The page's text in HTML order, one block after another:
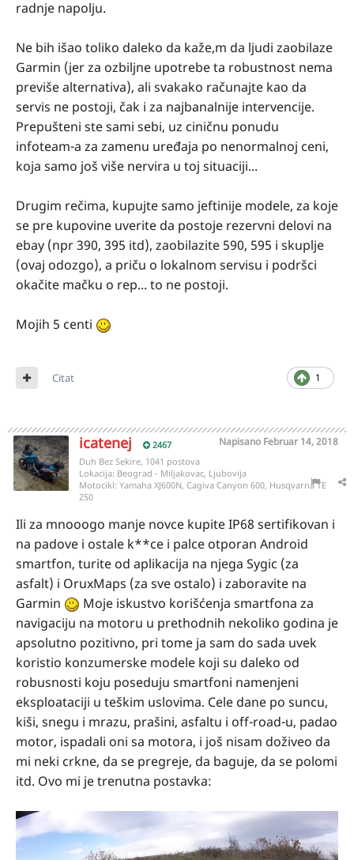
radnje napolju.
Ne bih išao toliko daleko da kaže,m da ljudi zaobilaze
Garmin (jer za ozbiljne upotrebe ta robustnost nema
previše alternativa), ali svakako računajte kao da
servis ne postoji, čak i za najbanalnije intervencije.
Prepušteni ste sami sebi, uz ciničnu ponudu
infoteam-a za zamenu uređaja po nenormalnoj ceni,
koja samo još više nervira u toj situaciji...
Drugim rečima, kupujte samo jeftinije modele, za koje
se pre kupovine uverite da postoje rezervni delovi na
ebay (npr 390, 395 itd), zaobilazite 590, 595 i skuplje
(ovaj odozgo), a priču o lokalnom servisu i podršci
okačite mačku o rep... to ne postoji.
Mojih 5 centi
1
Citat
icatenej 2467 Napisano Februar 14, 2018
Duh Bez Sekire, 1041 postova
Lokacija: Beograd - Miljakovac, Ljubovija
Motocikl: Yamaha XJ600N, Cagiva Canyon 600, Husqvarna TE
250
Ili za mnooogo manje novce kupite IP68 sertifikovan i
na padove i ostale k**ce i palce otporan Android
smartfon, turite od aplikacija na njega Sygic (za
asfalt) i OruxMaps (za sve ostalo) i zaboravite na
Garmin
Moje iskustvo korišćenja smartfona za
navigaciju na motoru u prethodnih nekoliko godina je
apsolutno pozitivno, pri tome ja sam do sada uvek
koristio konzumerske modele koji su daleko od
robusnosti koju poseduju smartfoni namenjeni
eksploataciji u teškim uslovima. Cele dane po suncu,
kiši, snegu i mrazu, prašini, asfaltu i off-road-u, padao
motor, ispadali oni sa motora, i još nisam doživeo da
mi neki crkne, da se pregreje, da baguje, da se polomi
itd. Ovo mi je trenutna postavka: